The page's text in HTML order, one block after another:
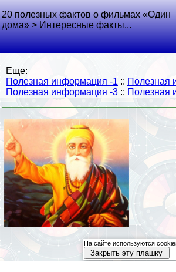
20 полезных фактов о фильмах «Один
дома» > Интересные факты...
Еще:
Полезная информация -1 :: Полезная
Полезная информация -3 :: Полезная
На сайте используются
Закрыть эту плашку